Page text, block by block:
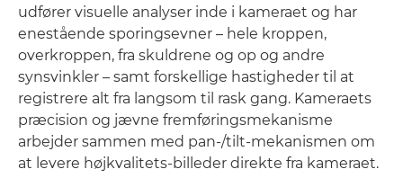
udfører visuelle analyser inde i kameraet og har
enestående sporingsevner – hele kroppen,
overkroppen, fra skuldrene og op og andre
synsvinkler – samt forskellige hastigheder til at
registrere alt fra langsom til rask gang. Kameraets
præcision og jævne fremføringsmekanisme
arbejder sammen med pan-/tilt-mekanismen om
at levere højkvalitets-billeder direkte fra kameraet.